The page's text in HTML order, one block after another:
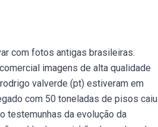
com fotos antigas brasileiras.
imagens de alta qualidade
valverde (pt) estiveram em
com 50 toneladas de pisos caiu
testemunhas da evolução da